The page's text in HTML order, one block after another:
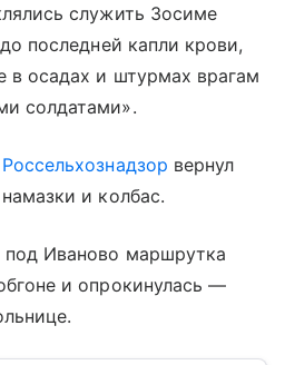
служить Зосиме
последней капли крови,
в осадах и штурмах врагам
солдатами».
Россельхознадзор вернул
и колбас.
Иваново маршрутка
и опрокинулась —